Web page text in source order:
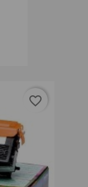
favorite_border